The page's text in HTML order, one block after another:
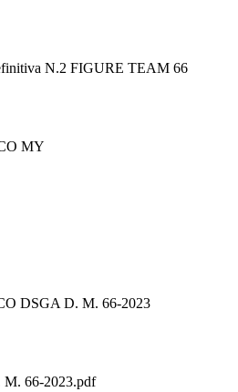
N.2 FIGURE TEAM 66
MY
DSGA D. M. 66-2023
66-2023.pdf